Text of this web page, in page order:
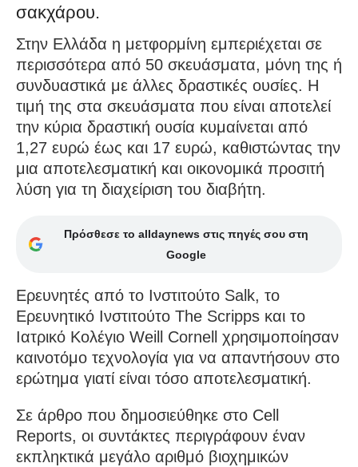
σακχάρου.
Στην Ελλάδα η μετφορμίνη εμπεριέχεται σε
περισσότερα από 50 σκευάσματα, μόνη της ή
συνδυαστικά με άλλες δραστικές ουσίες. Η
τιμή της στα σκευάσματα που είναι αποτελεί
την κύρια δραστική ουσία κυμαίνεται από
1,27 ευρώ έως και 17 ευρώ, καθιστώντας την
μια αποτελεσματική και οικονομικά προσιτή
λύση για τη διαχείριση του διαβήτη.
Πρόσθεσε το alldaynews στις πηγές σου στη
Google
Ερευνητές από το Ινστιτούτο Salk, το
Ερευνητικό Ινστιτούτο The Scripps και το
Ιατρικό Κολέγιο Weill Cornell χρησιμοποίησαν
καινοτόμο τεχνολογία για να απαντήσουν στο
ερώτημα γιατί είναι τόσο αποτελεσματική.
Σε άρθρο που δημοσιεύθηκε στο Cell
Reports, οι συντάκτες περιγράφουν έναν
εκπληκτικά μεγάλο αριθμό βιοχημικών